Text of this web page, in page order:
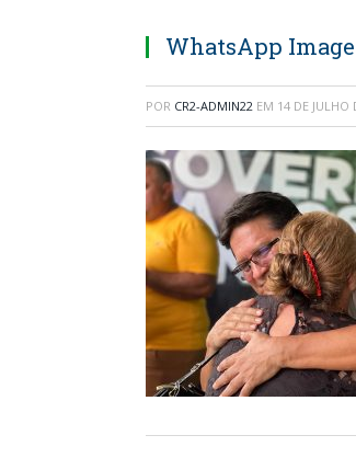
WhatsApp Image
POR CR2-ADMIN22 EM 14 DE JULHO